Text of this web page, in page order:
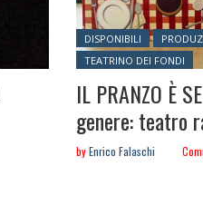
Posted in:
DISPONIBILI
TEATRINO DEI FONDI
IL PRANZO È
genere: teatro
byEnrico Falaschi